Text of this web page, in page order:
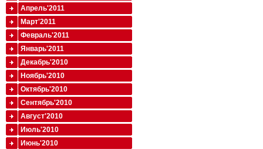
Апрель'2011
Март'2011
Февраль'2011
Январь'2011
Декабрь'2010
Ноябрь'2010
Октябрь'2010
Сентябрь'2010
Август'2010
Июль'2010
Июнь'2010